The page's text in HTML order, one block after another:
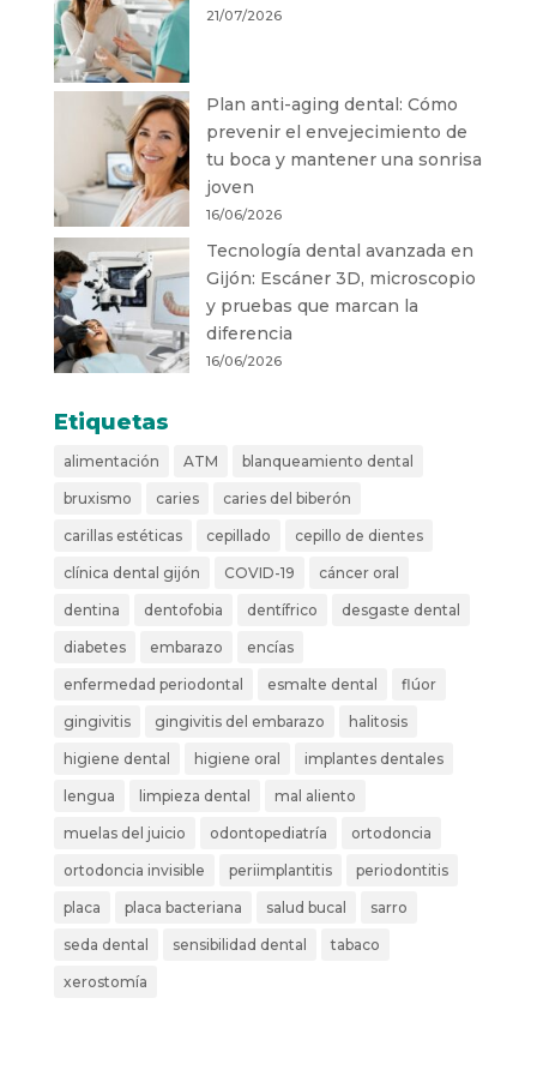
21/07/2026
Plan anti-aging dental: Cómo
prevenir el envejecimiento de
tu boca y mantener una sonrisa
joven
16/06/2026
Tecnología dental avanzada en
Gijón: Escáner 3D, microscopio
y pruebas que marcan la
diferencia
16/06/2026
Etiquetas
alimentación ATM blanqueamiento dental
bruxismo caries caries del biberón
carillas estéticas cepillado cepillo de dientes
clínica dental gijón COVID-19 cáncer oral
dentina dentofobia dentífrico desgaste dental
diabetes embarazo encías
enfermedad periodontal esmalte dental flúor
gingivitis gingivitis del embarazo halitosis
higiene dental higiene oral implantes dentales
lengua limpieza dental mal aliento
muelas del juicio odontopediatría ortodoncia
ortodoncia invisible periimplantitis periodontitis
placa placa bacteriana salud bucal sarro
seda dental sensibilidad dental tabaco
xerostomía